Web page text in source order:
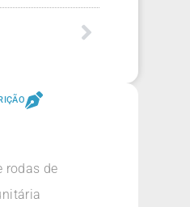
rodas de